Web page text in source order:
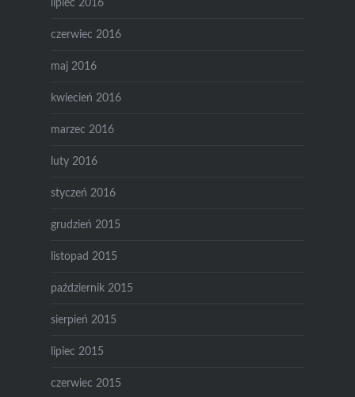
lipiec 2016
czerwiec 2016
maj 2016
kwiecień 2016
marzec 2016
luty 2016
styczeń 2016
grudzień 2015
listopad 2015
październik 2015
sierpień 2015
lipiec 2015
czerwiec 2015